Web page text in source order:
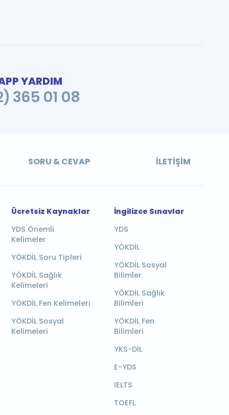
YARDIM
365 01 08
SORU & CEVAP İLETIŞIM
Ücretsiz Kaynaklar
YDS Önemli
Kelimeler
YÖKDİL Soru Tipleri
YÖKDİL Sağlık
Kelimeleri
YÖKDİL Fen Kelimeleri
YÖKDİL Sosyal
Kelimeleri
İngilizce Sınavlar
YDS
YÖKDİL
YÖKDİL Sosyal
Bilimler
YÖKDİL Sağlık
Bilimleri
YÖKDİL Fen
Bilimleri
YKS-DİL
E-YDS
IELTS
TOEFL